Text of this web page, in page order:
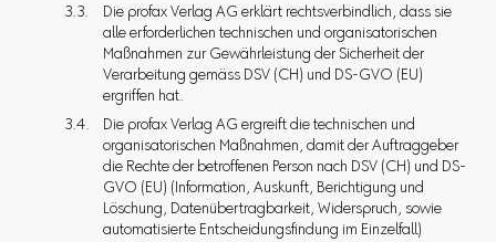
Die profax Verlag AG erklärt rechtsverbindlich, dass sie
alle erforderlichen technischen und organisatorischen
Maßnahmen zur Gewährleistung der Sicherheit der
Verarbeitung gemäss DSV (CH) und DS-GVO (EU)
ergriffen hat.
Die profax Verlag AG ergreift die technischen und
organisatorischen Maßnahmen, damit der Auftraggeber
die Rechte der betroffenen Person nach DSV (CH) und DS-
GVO (EU) (Information, Auskunft, Berichtigung und
Löschung, Datenübertragbarkeit, Widerspruch, sowie
automatisierte Entscheidungsfindung im Einzelfall)